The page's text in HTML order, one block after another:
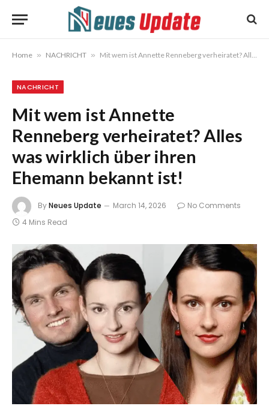
Home » NACHRICHT » Mit wem ist Annette Renneberg verheiratet? Alles was wirklich über ihren Ehemann bekannt ist!
NACHRICHT
Mit wem ist Annette
Renneberg verheiratet? Alles
was wirklich über ihren
Ehemann bekannt ist!
ByNeues Update March 14, 2026
No Comments
4 Mins Read